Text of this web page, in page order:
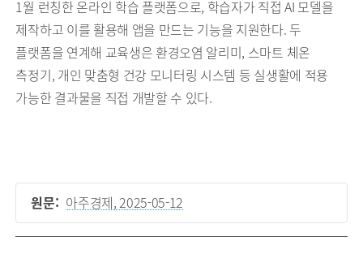
1월 런칭한 온라인 학습 플랫폼으로, 학습자가 직접 AI 모델을
제작하고 이를 활용해 앱을 만드는 기능을 지원한다. 두
플랫폼을 연계해 교육생은 환경오염 알리미, 스마트 체온
측정기, 개인 맞춤형 건강 모니터링 시스템 등 실생활에 적용
가능한 결과물을 직접 개발할 수 있다.
원문: 아주경제, 2025-05-12